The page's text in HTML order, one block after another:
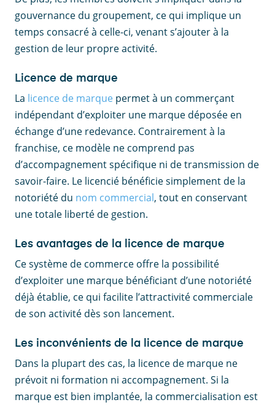
gouvernance du groupement, ce qui implique un
temps consacré à celle-ci, venant s’ajouter à la
gestion de leur propre activité.
Licence de marque
La licence de marque permet à un commerçant
indépendant d’exploiter une marque déposée en
échange d’une redevance. Contrairement à la
franchise, ce modèle ne comprend pas
d’accompagnement spécifique ni de transmission de
savoir-faire. Le licencié bénéficie simplement de la
notoriété du nom commercial, tout en conservant
une totale liberté de gestion.
Les avantages de la licence de marque
Ce système de commerce offre la possibilité
d’exploiter une marque bénéficiant d’une notoriété
déjà établie, ce qui facilite l’attractivité commerciale
de son activité dès son lancement.
Les inconvénients de la licence de marque
Dans la plupart des cas, la licence de marque ne
prévoit ni formation ni accompagnement. Si la
marque est bien implantée, la commercialisation est